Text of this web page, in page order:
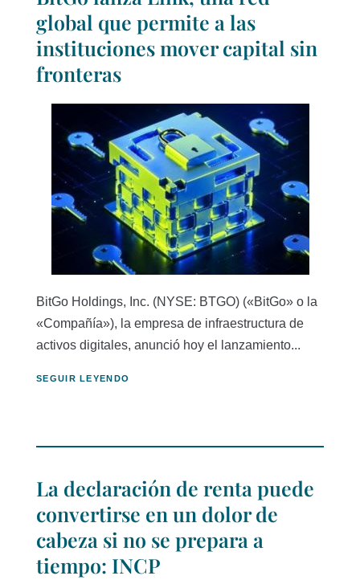
global que permite a las
instituciones mover capital sin
fronteras
BitGo Holdings, Inc. (NYSE: BTGO) («BitGo» o la
«Compañía»), la empresa de infraestructura de
activos digitales, anunció hoy el lanzamiento...
SEGUIR LEYENDO
La declaración de renta puede
convertirse en un dolor de
cabeza si no se prepara a
tiempo: INCP